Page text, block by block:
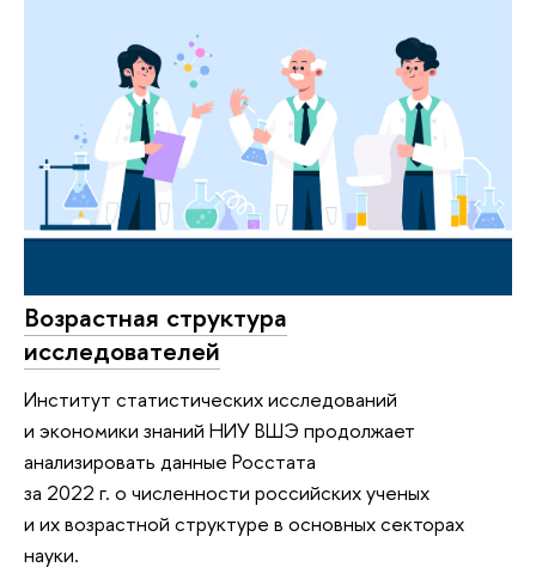
Возрастная структура
исследователей
Институт статистических исследований
и экономики знаний НИУ ВШЭ продолжает
анализировать данные Росстата
за 2022 г. о численности российских ученых
и их возрастной структуре в основных секторах
науки.